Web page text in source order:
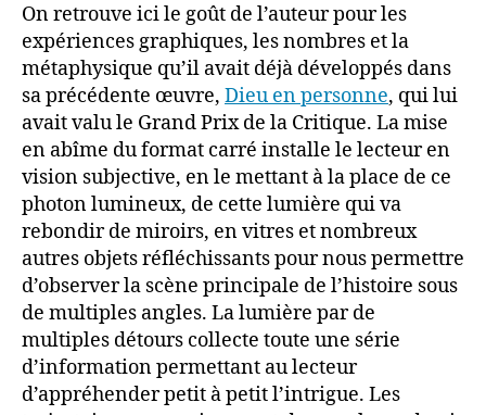
On retrouve ici le goût de l’auteur pour les
expériences graphiques, les nombres et la
métaphysique qu’il avait déjà développés dans
sa précédente œuvre, Dieu en personne, qui lui
avait valu le Grand Prix de la Critique. La mise
en abîme du format carré installe le lecteur en
vision subjective, en le mettant à la place de ce
photon lumineux, de cette lumière qui va
rebondir de miroirs, en vitres et nombreux
autres objets réfléchissants pour nous permettre
d’observer la scène principale de l’histoire sous
de multiples angles. La lumière par de
multiples détours collecte toute une série
d’information permettant au lecteur
d’appréhender petit à petit l’intrigue. Les